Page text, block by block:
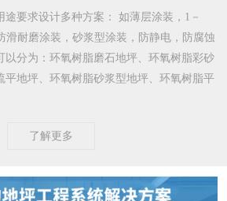
途要求设计多种方案 ： 如薄层涂装，1－
滑耐磨涂装，砂浆型涂装，防静电，防腐蚀
以分为：环氧树脂磨石地坪、环氧树脂彩砂
平地坪、环氧树脂砂浆型地坪、环氧树脂平
了解更多